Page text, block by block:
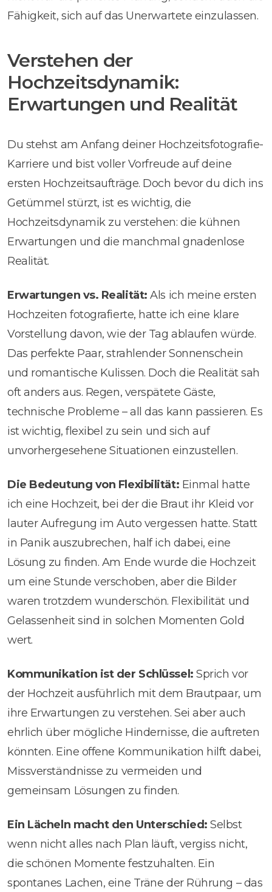
Fähigkeit, sich auf das Unerwartete einzulassen.
Verstehen der
Hochzeitsdynamik:
Erwartungen und Realität
Du stehst am Anfang deiner Hochzeitsfotografie-
Karriere und bist voller Vorfreude auf deine
ersten Hochzeitsaufträge. Doch bevor du dich ins
Getümmel stürzt, ist es wichtig, die
Hochzeitsdynamik zu verstehen: die kühnen
Erwartungen und die manchmal gnadenlose
Realität.
Erwartungen vs. Realität: Als ich meine ersten
Hochzeiten fotografierte, hatte ich eine klare
Vorstellung davon, wie der Tag ablaufen würde.
Das perfekte Paar, strahlender Sonnenschein
und romantische Kulissen. Doch die Realität sah
oft anders aus. Regen, verspätete Gäste,
technische Probleme – all das kann passieren. Es
ist wichtig, flexibel zu sein und sich auf
unvorhergesehene Situationen einzustellen.
Die Bedeutung von Flexibilität: Einmal hatte
ich eine Hochzeit, bei der die Braut ihr Kleid vor
lauter Aufregung im Auto vergessen hatte. Statt
in Panik auszubrechen, half ich dabei, eine
Lösung zu finden. Am Ende wurde die Hochzeit
um eine Stunde verschoben, aber die Bilder
waren trotzdem wunderschön. Flexibilität und
Gelassenheit sind in solchen Momenten Gold
wert.
Kommunikation ist der Schlüssel: Sprich vor
der Hochzeit ausführlich mit dem Brautpaar, um
ihre Erwartungen zu verstehen. Sei aber auch
ehrlich über mögliche Hindernisse, die auftreten
könnten. Eine offene Kommunikation hilft dabei,
Missverständnisse zu vermeiden und
gemeinsam Lösungen zu finden.
Ein Lächeln macht den Unterschied: Selbst
wenn nicht alles nach Plan läuft, vergiss nicht,
die schönen Momente festzuhalten. Ein
spontanes Lachen, eine Träne der Rührung – das